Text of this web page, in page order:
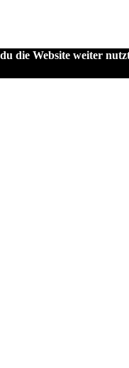
die Website weiter